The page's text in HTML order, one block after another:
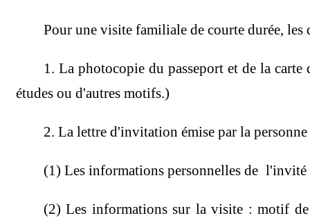
Pour une visite familiale de courte durée, les
1. La photocopie du passeport et de la
études ou d'autres motifs.)
2. La lettre d'invitation émise par la
(1) Les informations personnelles de l'invité
(2) Les informations sur la visite : motif